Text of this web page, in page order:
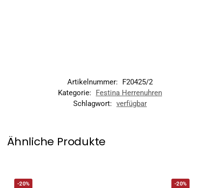
Artikelnummer:
F20425/2
Kategorie:
Festina Herrenuhren
Schlagwort: verfügbar
Ähnliche Produkte
-20% -20%